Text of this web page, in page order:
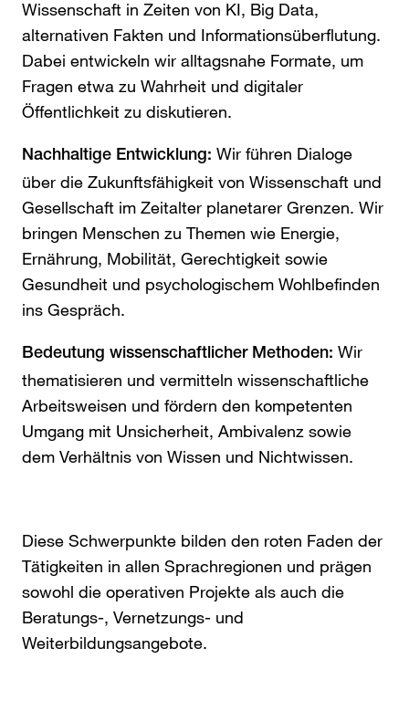
Wissenschaft in Zeiten von KI, Big Data,
alternativen Fakten und Informationsüberflutung.
Dabei entwickeln wir alltagsnahe Formate, um
Fragen etwa zu Wahrheit und digitaler
Öffentlichkeit zu diskutieren.
Nachhaltige Entwicklung: Wir führen Dialoge
über die Zukunftsfähigkeit von Wissenschaft und
Gesellschaft im Zeitalter planetarer Grenzen. Wir
bringen Menschen zu Themen wie Energie,
Ernährung, Mobilität, Gerechtigkeit sowie
Gesundheit und psychologischem Wohlbefinden
ins Gespräch.
Bedeutung wissenschaftlicher Methoden: Wir
thematisieren und vermitteln wissenschaftliche
Arbeitsweisen und fördern den kompetenten
Umgang mit Unsicherheit, Ambivalenz sowie
dem Verhältnis von Wissen und Nichtwissen.
Diese Schwerpunkte bilden den roten Faden der
Tätigkeiten in allen Sprachregionen und prägen
sowohl die operativen Projekte als auch die
Beratungs-, Vernetzungs- und
Weiterbildungsangebote.